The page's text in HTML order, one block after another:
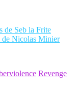
de Seb la Frite
de Nicolas Minier
Revenge